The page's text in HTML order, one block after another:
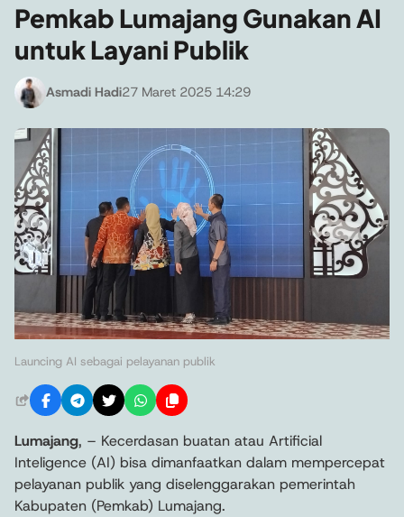
Pemkab Lumajang Gunakan AI
untuk Layani Publik
Asmadi Hadi27 Maret 2025 14:29
Launcing AI sebagai pelayanan publik
Lumajang, – Kecerdasan buatan atau Artificial
Inteligence (AI) bisa dimanfaatkan dalam mempercepat
pelayanan publik yang diselenggarakan pemerintah
Kabupaten (Pemkab) Lumajang.